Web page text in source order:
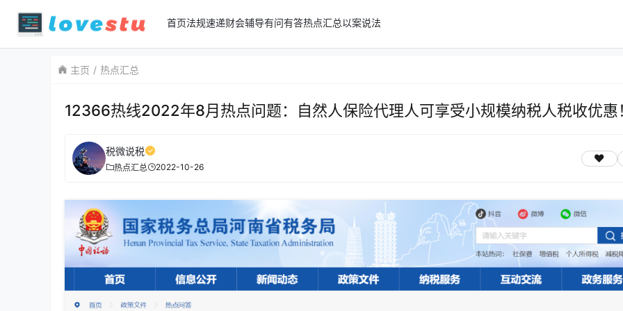
首页法规速递财会辅导有问有答热点汇总以案说法
主页 热点汇总
12366热线2022年8月热点问题：自然人保险代理人可享受小规模纳税人税收优惠
税微说税
热点汇总 2022-10-26